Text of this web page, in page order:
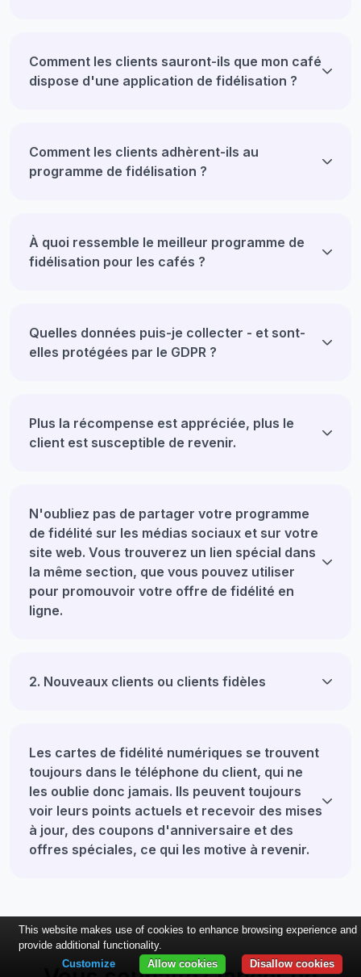
Comment les clients sauront-ils que mon café
dispose d'une application de fidélisation ?
Comment les clients adhèrent-ils au
programme de fidélisation ?
À quoi ressemble le meilleur programme de
fidélisation pour les cafés ?
Quelles données puis-je collecter - et sont-
elles protégées par le GDPR ?
Plus la récompense est appréciée, plus le
client est susceptible de revenir.
N'oubliez pas de partager votre programme
de fidélité sur les médias sociaux et sur votre
site web. Vous trouverez un lien spécial dans
la même section, que vous pouvez utiliser
pour promouvoir votre offre de fidélité en
ligne.
2. Nouveaux clients ou clients fidèles
Les cartes de fidélité numériques se trouvent
toujours dans le téléphone du client, qui ne
les oublie donc jamais. Ils peuvent toujours
voir leurs points actuels et recevoir des mises
à jour, des coupons d'anniversaire et des
offres spéciales, ce qui les motive à revenir.
This website makes use of cookies to enhance browsing experience and
provide additional functionality.
Disallow cookies
Allow cookies
Customize